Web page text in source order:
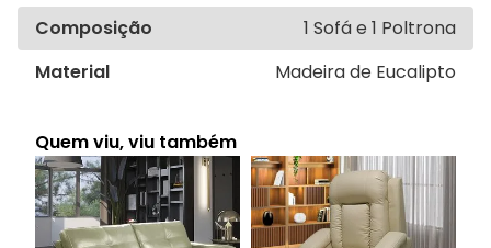
Composição
1 Sofá e 1 Poltrona
Material
Madeira de Eucalipto
Quem viu, viu também